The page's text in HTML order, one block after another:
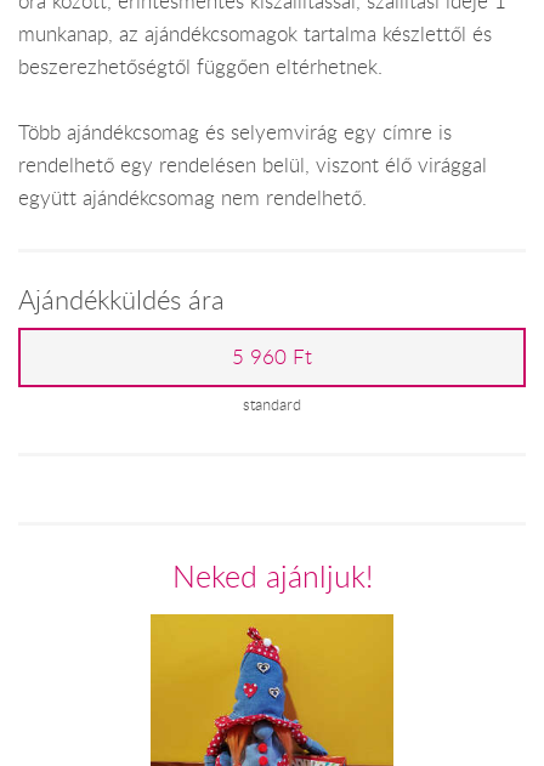
munkanap, az ajándékcsomagok tartalma készlettől és
beszerezhetőségtől függően eltérhetnek.
Több ajándékcsomag és selyemvirág egy címre is
rendelhető egy rendelésen belül, viszont élő virággal
együtt ajándékcsomag nem rendelhető.
Ajándékküldés ára
5 960 Ft
standard
Neked ajánljuk!